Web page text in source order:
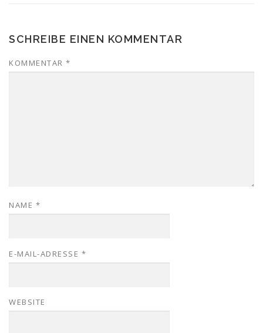
SCHREIBE EINEN KOMMENTAR
KOMMENTAR *
NAME *
E-MAIL-ADRESSE *
WEBSITE